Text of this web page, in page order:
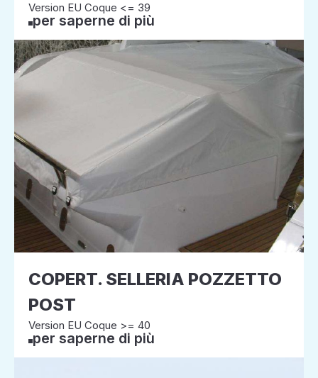
Version EU Coque <= 39
per saperne di più
COPERT. SELLERIA POZZETTO
POST
Version EU Coque >= 40
per saperne di più